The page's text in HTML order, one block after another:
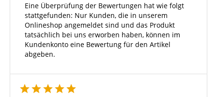
Eine Überprüfung der Bewertungen hat wie folgt
stattgefunden: Nur Kunden, die in unserem
Onlineshop angemeldet sind und das Produkt
tatsächlich bei uns erworben haben, können im
Kundenkonto eine Bewertung für den Artikel
abgeben.